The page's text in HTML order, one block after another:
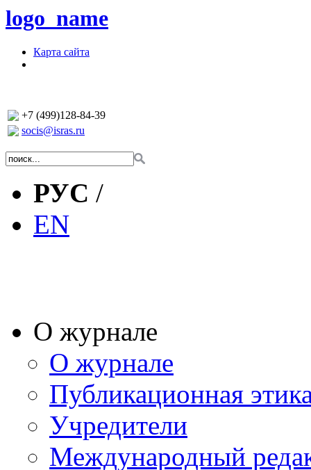
logo_name
Карта сайта
+7 (499)128-84-39
socis@isras.ru
РУС /
EN
О журнале
О журнале
Публикационная
Учредители
Международный